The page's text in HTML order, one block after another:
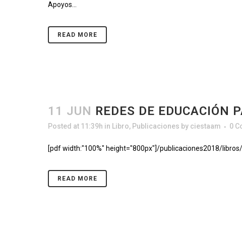
Apoyos...
READ MORE
11 JUN REDES DE EDUCACIÓN
Posted at 11:39h in Libro, Publicaciones by ciestaam 0
[pdf width:"100%" height="800px"]/publicaciones2018/
READ MORE